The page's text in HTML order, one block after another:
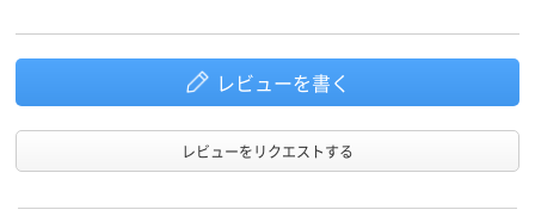
レビューを書く
レビューをリクエストする